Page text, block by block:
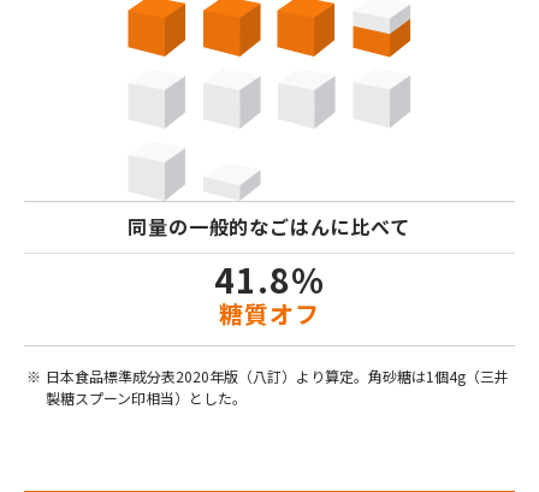
同量の一般的なごはんに比べて
41.8%
糖質オフ
日本食品標準成分表2020年版（八訂）より算定。角砂糖は1個4g（三井
製糖スプーン印相当）とした。